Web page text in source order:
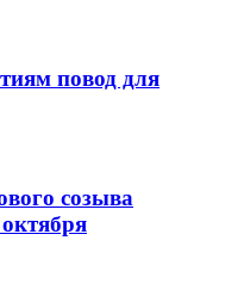
повод для
созыва